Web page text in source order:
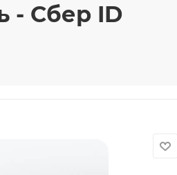
- Сбер ID